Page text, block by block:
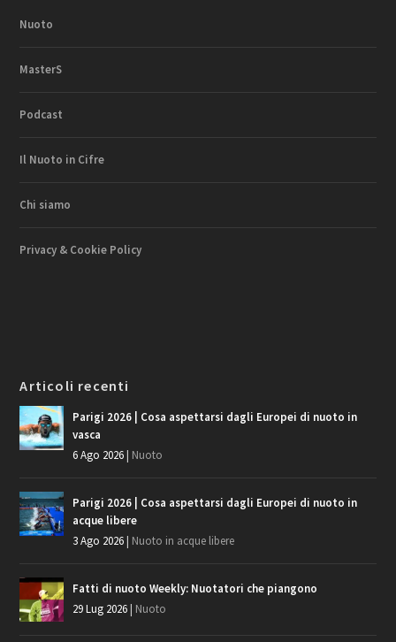
Nuoto
MasterS
Podcast
Il Nuoto in Cifre
Chi siamo
Privacy & Cookie Policy
Articoli recenti
Parigi 2026 | Cosa aspettarsi dagli Europei di nuoto in
vasca
6 Ago 2026 Nuoto
Parigi 2026 | Cosa aspettarsi dagli Europei di nuoto in
acque libere
3 Ago 2026 Nuoto in acque libere
Fatti di nuoto Weekly: Nuotatori che piangono
29 Lug 2026 Nuoto